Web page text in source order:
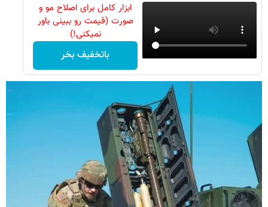
ابزار کامل برای اصلاح مو و
صورت (قیمت رو ببینی باور
نمیکنی!)
باتخفیف بخر